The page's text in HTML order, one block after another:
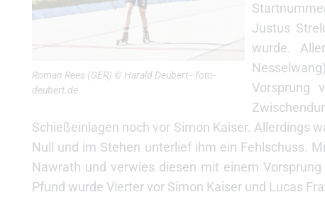
Roman Rees (GER) © Harald Deubert - foto-
deubert.de
Justus
wurde.
Vorsprung
Schießeinlagen noch vor Simon Kaiser. Allerdings
Null und im Stehen unterlief ihm ein Fehlschuss.
Nawrath und verwies diesen mit einem
Pfund wurde Vierter vor Simon Kaiser und Lucas